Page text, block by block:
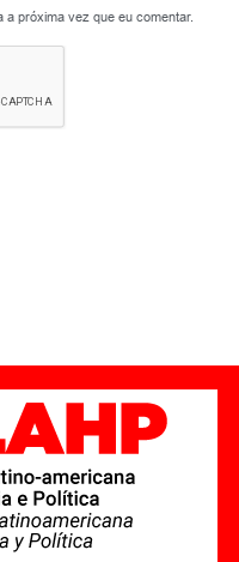
próxima vez que eu comentar.